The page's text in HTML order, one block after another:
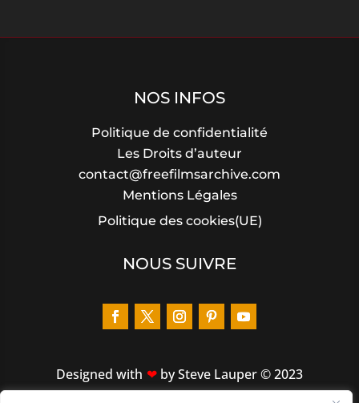
NOS INFOS
Politique de confidentialité
Les Droits d’auteur
contact@freefilmsarchive.com
Mentions Légales
Politique des cookies(UE)
NOUS SUIVRE
Designed with by Steve Lauper © 2023